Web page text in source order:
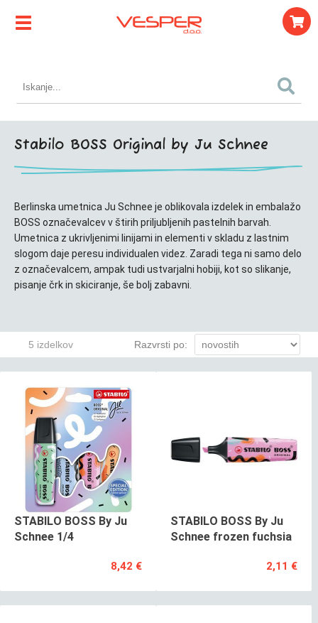
Stabilo BOSS Original by Ju Schnee
Berlinska umetnica Ju Schnee je oblikovala izdelek in embalažo
BOSS označevalcev v štirih priljubljenih pastelnih barvah.
Umetnica z ukrivljenimi linijami in elementi v skladu z lastnim
slogom daje peresu individualen videz. Zaradi tega ni samo delo
z označevalcem, ampak tudi ustvarjalni hobiji, kot so slikanje,
pisanje črk in skiciranje, še bolj zabavni.
5 izdelkov Razvrsti po:
STABILO BOSS By Ju
Schnee 1/4
8,42 €
STABILO BOSS By Ju
Schnee frozen fuchsia
2,11 €